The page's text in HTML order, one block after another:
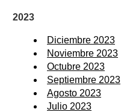
2023
Diciembre 2023
Noviembre 2023
Octubre 2023
Septiembre 2023
Agosto 2023
Julio 2023